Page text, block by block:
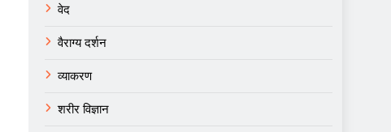
वेद
वैराग्य दर्शन
व्याकरण
शरीर विज्ञान